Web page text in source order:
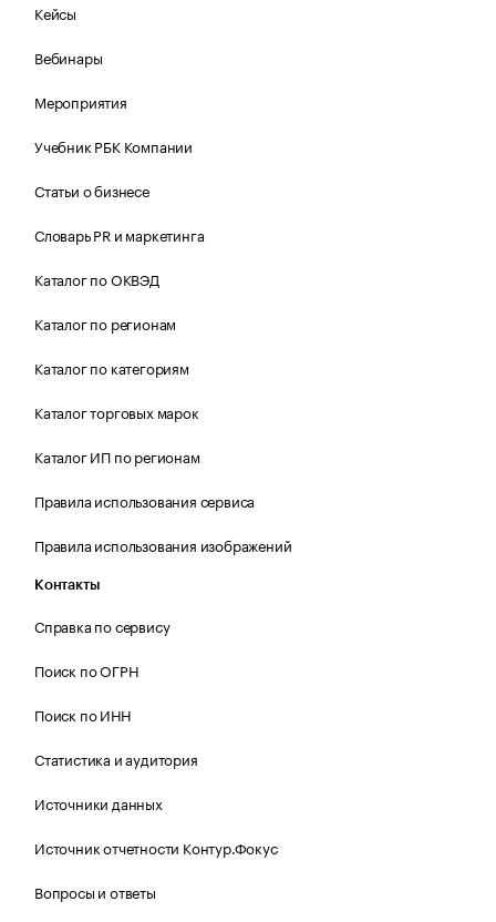
Кейсы
Вебинары
Мероприятия
Учебник РБК Компании
Статьи о бизнесе
Словарь PR и маркетинга
Каталог по ОКВЭД
Каталог по регионам
Каталог по категориям
Каталог торговых марок
Каталог ИП по регионам
Правила использования сервиса
Правила использования изображений
Контакты
Справка по сервису
Поиск по ОГРН
Поиск по ИНН
Статистика и аудитория
Источники данных
Источник отчетности Контур.Фокус
Вопросы и ответы